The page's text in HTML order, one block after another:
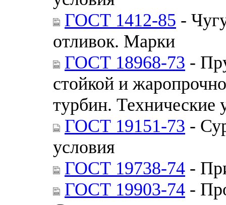
ГОСТ 1412-85 -
отливок. Марки
ГОСТ 18968-73 -
стойкой и
турбин. Технические
ГОСТ 19151-73 -
условия
ГОСТ 19738-74 -
ГОСТ 19903-74 -